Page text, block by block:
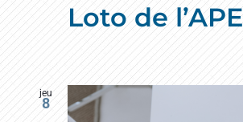
Loto de l’APE
jeu
8